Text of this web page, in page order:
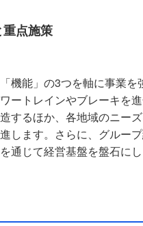
点施策
機能」の3つを軸に事業を
ートレインやブレーキを
するほか、各地域のニー
します。さらに、グルー
通じて経営基盤を盤石にし